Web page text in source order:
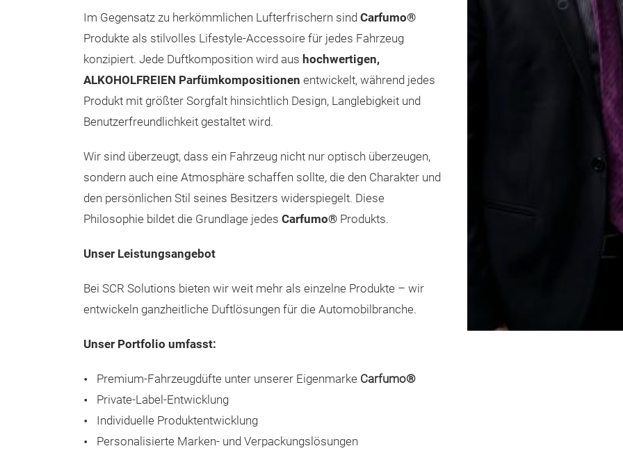
Im Gegensatz zu herkömmlichen Lufterfrischern sind Carfumo®
Produkte als stilvolles Lifestyle-Accessoire für jedes Fahrzeug
konzipiert. Jede Duftkomposition wird aus hochwertigen,
ALKOHOLFREIEN Parfümkompositionen entwickelt, während jedes
Produkt mit größter Sorgfalt hinsichtlich Design, Langlebigkeit und
Benutzerfreundlichkeit gestaltet wird.
Wir sind überzeugt, dass ein Fahrzeug nicht nur optisch überzeugen,
sondern auch eine Atmosphäre schaffen sollte, die den Charakter und
den persönlichen Stil seines Besitzers widerspiegelt. Diese
Philosophie bildet die Grundlage jedes Carfumo® Produkts.
Unser Leistungsangebot
Bei SCR Solutions bieten wir weit mehr als einzelne Produkte – wir
entwickeln ganzheitliche Duftlösungen für die Automobilbranche.
Unser Portfolio umfasst:
Premium-Fahrzeugdüfte unter unserer Eigenmarke Carfumo®
Private-Label-Entwicklung
Individuelle Produktentwicklung
Personalisierte Marken- und Verpackungslösungen